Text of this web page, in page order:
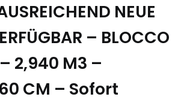
NEUE
– BLOCCO
2,940 M3 –
CM – Sofort